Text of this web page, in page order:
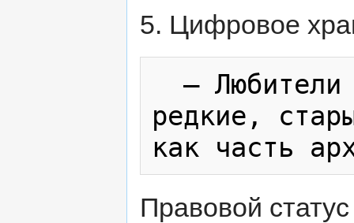
5. Цифровое
редкие,
Правовой